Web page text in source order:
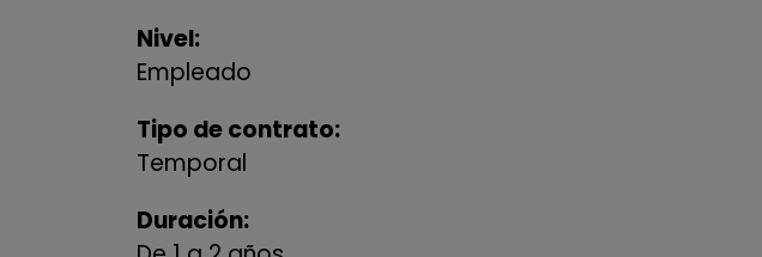
Nivel:
Empleado
Tipo de contrato:
Temporal
Duración: